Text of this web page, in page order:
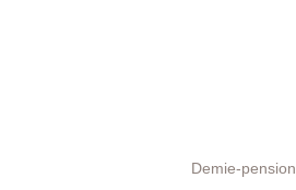
Demie-pension